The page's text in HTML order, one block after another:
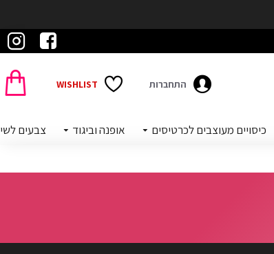
התחברות WISHLIST
כיסויים מעוצבים לכרטיסים אופנה וביגוד צבעים